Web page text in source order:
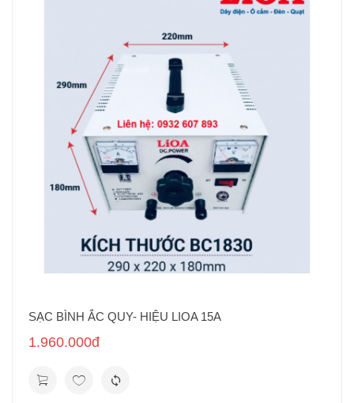
SẠC BÌNH ẮC QUY- HIỆU LIOA 15A
1.960.000đ